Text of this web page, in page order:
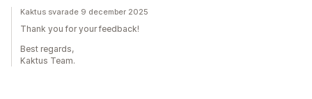
Kaktus svarade 9 december 2025
Thank you for your feedback!
Best regards,
Kaktus Team.